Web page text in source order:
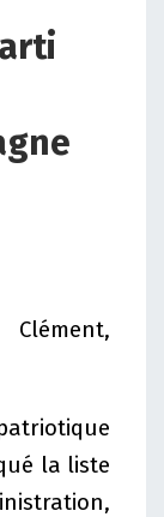
Clément,
la liste